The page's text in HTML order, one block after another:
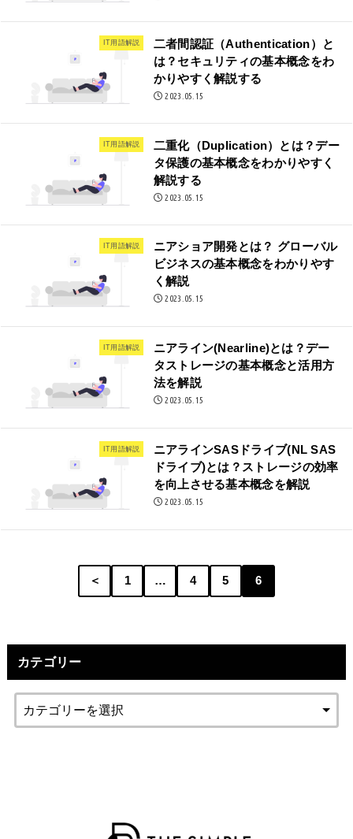
IT用語解説
二者間認証（Authentication）と
は？セキュリティの基本概念をわ
かりやすく解説する
2023.05.15
IT用語解説
二重化（Duplication）とは？デー
タ保護の基本概念をわかりやすく
解説する
2023.05.15
IT用語解説
ニアショア開発とは？ グローバル
ビジネスの基本概念をわかりやす
く解説
2023.05.15
IT用語解説
ニアライン(Nearline)とは？デー
タストレージの基本概念と活用方
法を解説
2023.05.15
IT用語解説
ニアラインSASドライブ(NL SAS
ドライブ)とは？ストレージの効率
を向上させる基本概念を解説
2023.05.15
＜ 1 … 4 5 6
カテゴリー